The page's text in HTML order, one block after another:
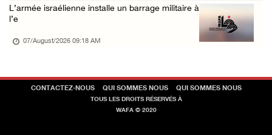
Tubas : déploiement militaire israélien et t ...
L’armée israélienne installe un barrage militaire à
l’e
07/August/2026 09:18 AM
CONTACTEZ-NOUS QUI SOMMES NOUS QUI SOMMES NOUS
TOUS LES DROITS RÉSERVÉS À
WAFA © 2020